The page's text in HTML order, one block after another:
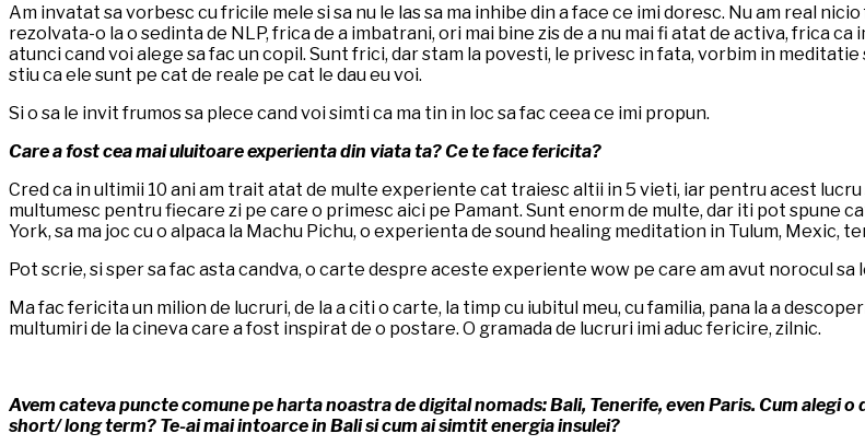
Am invatat sa vorbesc cu fricile mele si sa nu le las sa ma inhibe din a face ce imi doresc. Nu am real
rezolvata-o la o sedinta de NLP, frica de a imbatrani, ori mai bine zis de a nu mai fi atat de activa, frica
atunci cand voi alege sa fac un copil. Sunt frici, dar stam la povesti, le privesc in fata, vorbim in
stiu ca ele sunt pe cat de reale pe cat le dau eu voi.
Si o sa le invit frumos sa plece cand voi simti ca ma tin in loc sa fac ceea ce imi propun.
Care a fost cea mai uluitoare experienta din viata ta? Ce te face fericita?
Cred ca in ultimii 10 ani am trait atat de multe experiente cat traiesc altii in 5 vieti, iar pentru acest
multumesc pentru fiecare zi pe care o primesc aici pe Pamant. Sunt enorm de multe, dar iti pot spune
York, sa ma joc cu o alpaca la Machu Pichu, o experienta de sound healing meditation in Tulum, Mexic,
Pot scrie, si sper sa fac asta candva, o carte despre aceste experiente wow pe care am avut norocul sa
Ma fac fericita un milion de lucruri, de la a citi o carte, la timp cu iubitul meu, cu familia, pana la a
multumiri de la cineva care a fost inspirat de o postare. O gramada de lucruri imi aduc fericire, zilnic.
Avem cateva puncte comune pe harta noastra de digital nomads: Bali, Tenerife, even Paris. Cum alegi
short/ long term? Te-ai mai intoarce in Bali si cum ai simtit energia insulei?